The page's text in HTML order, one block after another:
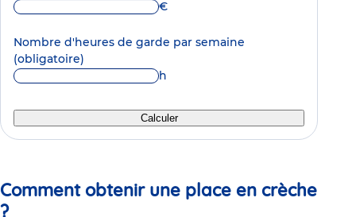
€
Nombre d'heures de garde par semaine
(obligatoire)
h
Calculer
Comment obtenir une place en crèche
?